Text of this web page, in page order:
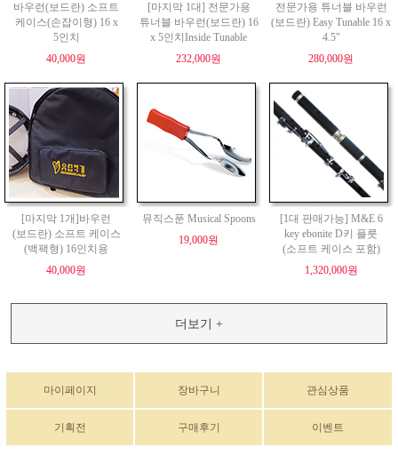
바우런(보드란) 소프트
케이스(손잡이형) 16 x
5인치
40,000원
[마지막 1대] 전문가용
튜너블 바우런(보드란) 16
x 5인치Inside Tunable
232,000원
전문가용 튜너블 바우런
(보드란) Easy Tunable 16 x
4.5"
280,000원
[마지막 1개]바우런
(보드란) 소프트 케이스
(백팩형) 16인치용
40,000원
뮤직스푼 Musical Spoons
19,000원
[1대 판매가능] M&E 6
key ebonite D키 플릇
(소프트 케이스 포함)
1,320,000원
더보기 +
마이페이지 장바구니 관심상품
기획전 구매후기 이벤트